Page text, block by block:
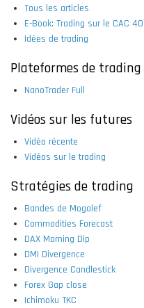
Tous les articles
E-Book: Trading sur le CAC 40
Idées de trading
Plateformes de trading
NanoTrader Full
Vidéos sur les futures
Vidéo récente
Vidéos sur le trading
Stratégies de trading
Bandes de Mogalef
Commodities Forecast
DAX Morning Dip
DMI Divergence
Divergence Candlestick
Forex Gap close
Ichimoku TKC